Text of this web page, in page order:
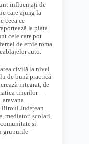
influențați de
care ajung la
ceea ce
la piața
cele care pot
de etnie roma
auto.
civilă la nivel
de bună practică
integrat, de
tinerilor –
Județean
mediatori școlari,
și
grupurile